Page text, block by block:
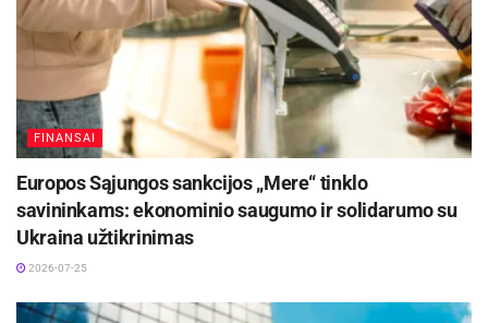
Aktualios naujienos
Panevėžio regiono verslui – galimybė užmegzti
2026-07-30
Rokiškio rajono savivaldybės 100 didžiausių
FINANSAI
Europos Sąjungos sankcijos „Mere“ tinklo
savininkams: ekonominio saugumo ir solidarumo su
Ukraina užtikrinimas
2026-07-25